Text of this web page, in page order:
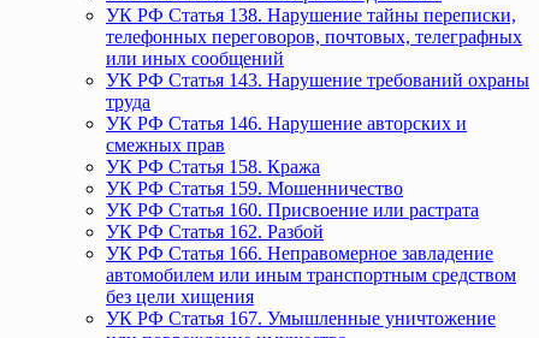
УК РФ Статья 138. Нарушение тайны переписки,
телефонных переговоров, почтовых, телеграфных
или иных сообщений
УК РФ Статья 143. Нарушение требований охраны
труда
УК РФ Статья 146. Нарушение авторских и
смежных прав
УК РФ Статья 158. Кража
УК РФ Статья 159. Мошенничество
УК РФ Статья 160. Присвоение или растрата
УК РФ Статья 162. Разбой
УК РФ Статья 166. Неправомерное завладение
автомобилем или иным транспортным средством
без цели хищения
УК РФ Статья 167. Умышленные уничтожение